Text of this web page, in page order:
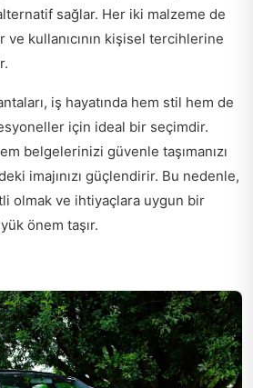
sağlar. Her iki malzeme de
kullanıcının kişisel tercihlerine
iş hayatında hem stil hem de
için ideal bir seçimdir.
belgelerinizi güvenle taşımanızı
imajınızı güçlendirir. Bu nedenle,
olmak ve ihtiyaçlara uygun bir
önem taşır.